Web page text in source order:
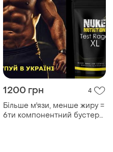
1200 грн 4
Більше м'язи, менше жиру =
6ти компонентний бустер